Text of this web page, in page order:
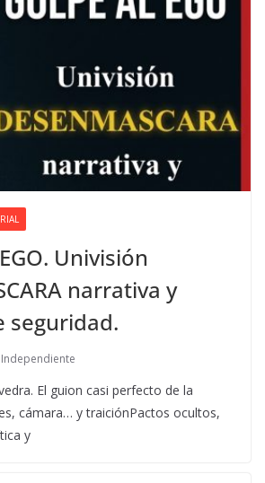
Univisión
narrativa y
seguridad.
Independiente
El guion casi perfecto de la
cámara… y traiciónPactos ocultos,
y